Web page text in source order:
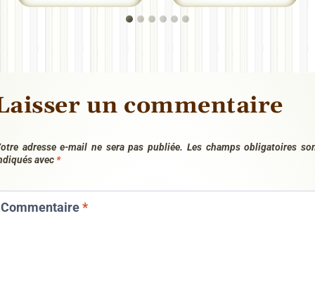
un commentaire
adresse e-mail ne sera pas publiée. Les champs obligatoires
avec *
Commentaire*